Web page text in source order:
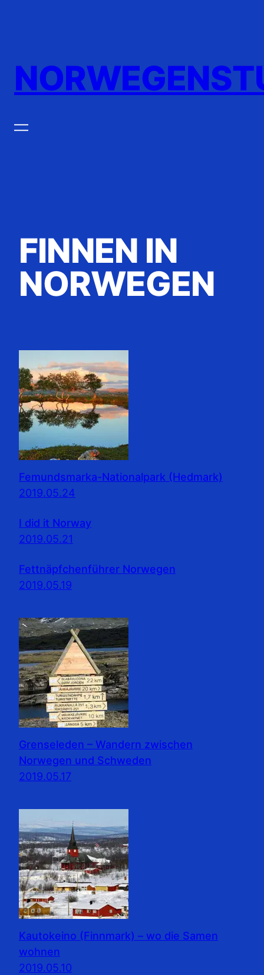
FINNEN IN
NORWEGEN
Femundsmarka-Nationalpark (Hedmark)
2019.05.24
I did it Norway
2019.05.21
Fettnäpfchenführer Norwegen
2019.05.19
Grenseleden – Wandern zwischen
Norwegen und Schweden
2019.05.17
Kautokeino (Finnmark) – wo die Samen
wohnen
2019.05.10